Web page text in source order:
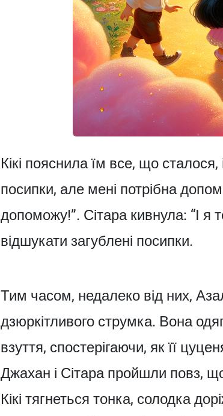
Кікі пояснила їм все, що
посипки, але мені потрібна
допоможу!”. Сітара кивнула: “І я
відшукати загублені посипки.
Тим часом, недалеко від них,
дзюркітливого струмка. Вона
взуття, спостерігаючи, як її
Джахан і Сітара пройшли повз,
Кікі тягнеться тонка, солодка